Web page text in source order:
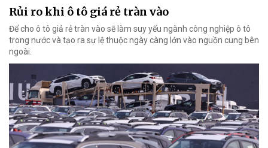
Rủi ro khi ô tô giá rẻ tràn vào
Để cho ô tô giả rẻ tràn vào sẽ làm suy yếu ngành công nghiệp ô tô
trong nước và tạo ra sự lệ thuộc ngày càng lớn vào nguồn cung bên
ngoài.